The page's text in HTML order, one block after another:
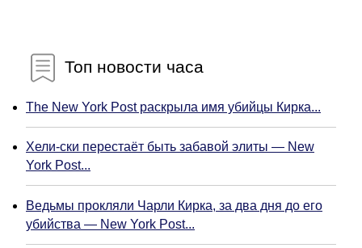
Топ новости часа
The New York Post раскрыла имя убийцы Кирка...
Хели-ски перестаёт быть забавой элиты — New
York Post...
Ведьмы прокляли Чарли Кирка, за два дня до его
убийства — New York Post...